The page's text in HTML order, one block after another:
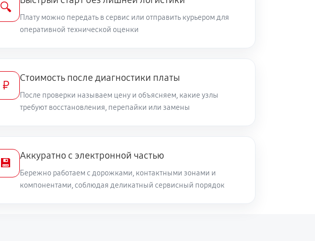
🔍
Плату можно передать в сервис или отправить курьером для
оперативной технической оценки
₽
Стоимость после диагностики платы
После проверки называем цену и объясняем, какие узлы
требуют восстановления, перепайки или замены
💾
Аккуратно с электронной частью
Бережно работаем с дорожками, контактными зонами и
компонентами, соблюдая деликатный сервисный порядок